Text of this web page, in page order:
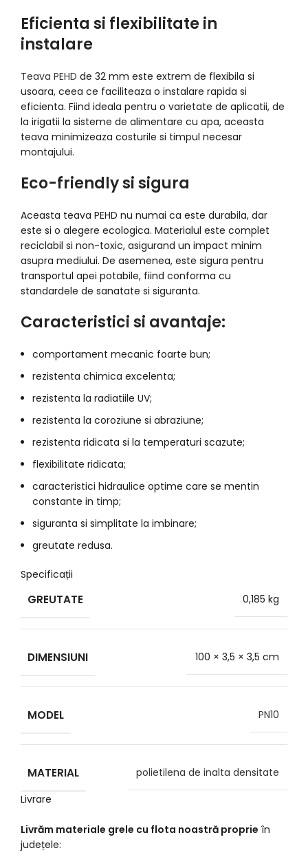
Eficienta si flexibilitate in
instalare
Teava PEHD de 32 mm este extrem de flexibila si
usoara, ceea ce faciliteaza o instalare rapida si
eficienta. Fiind ideala pentru o varietate de aplicatii, de
la irigatii la sisteme de alimentare cu apa, aceasta
teava minimizeaza costurile si timpul necesar
montajului.
Eco-friendly si sigura
Aceasta teava PEHD nu numai ca este durabila, dar
este si o alegere ecologica. Materialul este complet
reciclabil si non-toxic, asigurand un impact minim
asupra mediului. De asemenea, este sigura pentru
transportul apei potabile, fiind conforma cu
standardele de sanatate si siguranta.
Caracteristici si avantaje:
comportament mecanic foarte bun;
rezistenta chimica excelenta;
rezistenta la radiatiile UV;
rezistenta la coroziune si abraziune;
rezistenta ridicata si la temperaturi scazute;
flexibilitate ridicata;
caracteristici hidraulice optime care se mentin
constante in timp;
siguranta si simplitate la imbinare;
greutate redusa.
Specificații
GREUTATE 0,185 kg
DIMENSIUNI 100 × 3,5 × 3,5 cm
MODEL PN10
MATERIAL
polietilena de inalta densitate
Livrare
Livrăm materiale grele cu flota noastră proprie în
județele: